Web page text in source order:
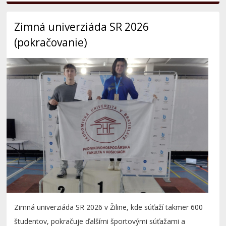
Zimná univerziáda SR 2026 v Žiline, kde súťaží takmer 600
študentov, pokračuje ďalšími športovými súťažami a
študenti PHF boli znova úspešní:
Čítať ďalej...
1 2 3 4 5